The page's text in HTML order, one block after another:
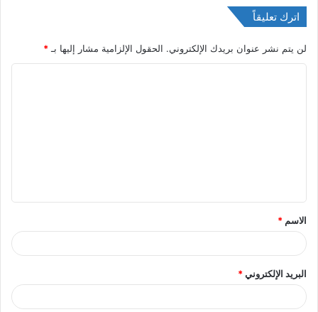
اترك تعليقاً
لن يتم نشر عنوان بريدك الإلكتروني. الحقول الإلزامية مشار إليها بـ *
ق
*
الاسم *
البريد الإلكتروني*